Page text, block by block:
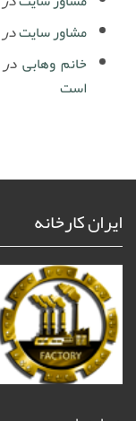
مشاور سایتدر
خانم وهابیدر
است
ایران کارخانه